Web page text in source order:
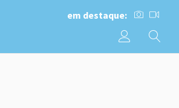
em destaque: